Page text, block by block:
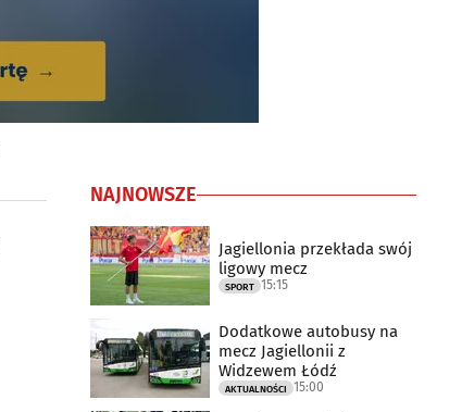
NAJNOWSZE
Jagiellonia przekłada swój
ligowy mecz
SPORT 15:15
Dodatkowe autobusy na
mecz Jagiellonii z
Widzewem Łódź
AKTUALNOŚCI 15:00